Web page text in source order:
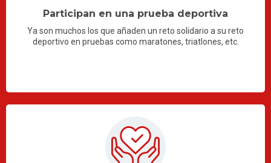
Participan en una prueba deportiva
Ya son muchos los que añaden un reto solidario a su reto
deportivo en pruebas como maratones, triatlones, etc.